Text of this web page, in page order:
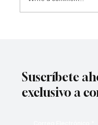
Suscríbete
exclusivo a